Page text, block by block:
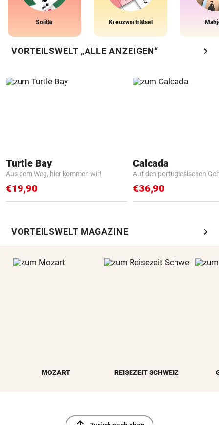
Solitär Kreuzworträtsel
VORTEILSWELT „ALLE ANZEIGEN“ chevron_right
Turtle Bay
Aus dem Weg, hier kommen wir!
€19,90
Calcada
Auf den portugiesischen
€36,90
VORTEILSWELT MAGAZINE chevron_right
MOZART REISEZEIT SCHWEIZ